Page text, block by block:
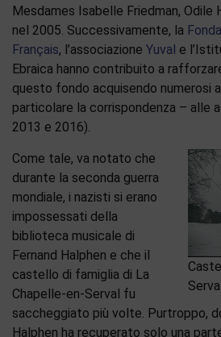
Mesdames Isabelle Friedman, Odile
nel 2005. Successivamente, la
Français, l’associazione Yuval e
Ebraica hanno contribuito a
questo fondo acquisendo numerosi
particolare la corrispondenza – alle
2013 e 2016).
Come tale, va notato che
durante la seconda guerra
mondiale, i nazisti si erano
impossessati della
biblioteca musicale di
Fernand Halphen e che il
castello di famiglia di La
Chapelle-en-Serval fu
saccheggiato più volte. Purtroppo,
Halphen ha recuperato solo una